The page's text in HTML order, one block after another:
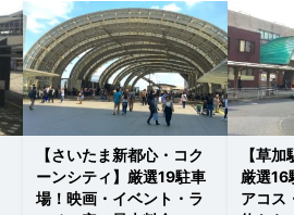
【さいたま新都心・コク
ーンシティ】厳選19駐車
場！映画・イベント・ラ
【草
厳選16
アコス